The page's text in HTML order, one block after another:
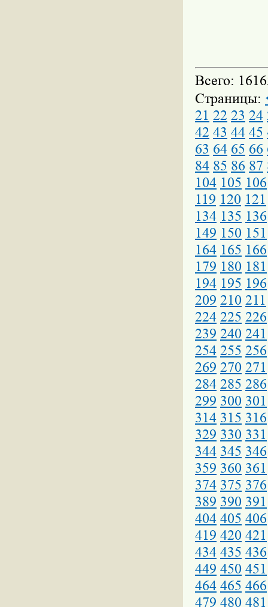
Всего:
Страницы:
21 22 23 24
42 43 44 45
63 64 65 66
84 85 86 87
104 105 106
119 120 121
134 135 136
149 150 151
164 165 166
179 180 181
194 195 196
209 210 211
224 225 226
239 240 241
254 255 256
269 270 271
284 285 286
299 300 301
314 315 316
329 330 331
344 345 346
359 360 361
374 375 376
389 390 391
404 405 406
419 420 421
434 435 436
449 450 451
464 465 466
479 480 481